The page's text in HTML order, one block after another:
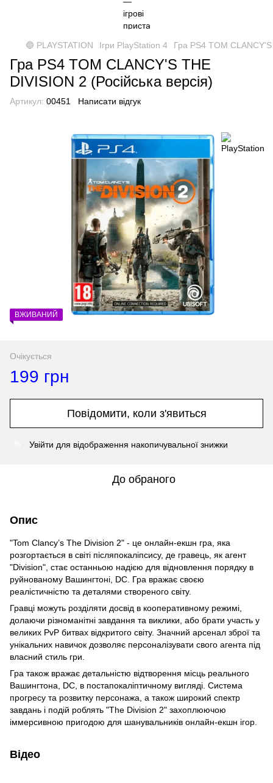
🔵 PLAYSTATION Ігри PlayStation 4 Гра PS4 TOM CLANCY'S
Гра PS4 TOM CLANCY'S THE
DIVISION 2 (Російська версія)
Артикул: 00451 Написати відгук
ВЖИВАНИЙ
Очікується
199 грн
Повідомити, коли з'явиться
Увійти для відображення накопичувальної знижки
До обраного
Опис
"Tom Clancy’s The Division 2" - це онлайн-екшн гра, яка
розгортається в світі післяпо­каліпсису, де гравець, як агент
"Division", стає останньою надією для відновлення порядку в
руйнованому Вашингтоні, DC. Гра вражає своєю
реалістичністю та деталями створеного світу.
Гравці можуть розділяти досвід в кооперативному режимі,
долаючи різноманітні завдання та виклики, або брати участь у
великих PvP битвах відкритого світу. Значний арсенал зброї та
унікальних навичок дозволяє персоналізувати свого агента під
власний стиль гри.
Гра також вражає детальністю відтворення місць реального
Вашингтона, DC, в постапокаліптичному вигляді. Система
прогресу та розвитку персонажа, а також широкий спектр
завдань і подій роблять "The Division 2" захоплюючою
іммерсивною пригодою для шанувальників онлайн-екшн ігор.
Відео